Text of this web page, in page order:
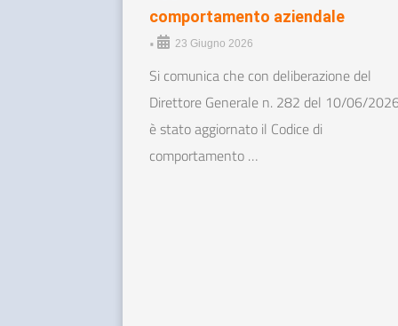
comportamento aziendale
• 23 Giugno 2026
Si comunica che con deliberazione del
Direttore Generale n. 282 del 10/06/2026
è stato aggiornato il Codice di
comportamento …